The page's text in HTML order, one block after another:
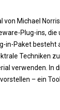
von Michael
Plug-ins,
in-Paket besteht
Techniken
verwenden. In
– ein